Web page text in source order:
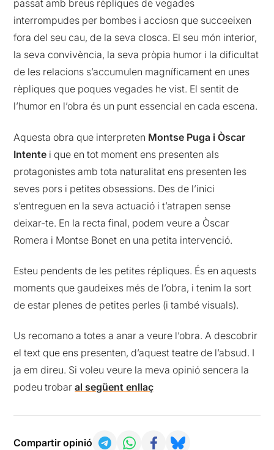
passat amb breus rèpliques de vegades
interrompudes per bombes i acciosn que succeeixen
fora del seu cau, de la seva closca. El seu món interior,
la seva convivència, la seva pròpia humor i la dificultat
de les relacions s’accumulen magníficament en unes
rèpliques que poques vegades he vist. El sentit de
l’humor en l’obra és un punt essencial en cada escena.
Aquesta obra que interpreten Montse Puga i Òscar
Intente i que en tot moment ens presenten als
protagonistes amb tota naturalitat ens presenten les
seves pors i petites obsessions. Des de l’inici
s’entreguen en la seva actuació i t’atrapen sense
deixar-te. En la recta final, podem veure a Òscar
Romera i Montse Bonet en una petita intervenció.
Esteu pendents de les petites répliques. És en aquests
moments que gaudeixes més de l’obra, i tenim la sort
de estar plenes de petites perles (i també visuals).
Us recomano a totes a anar a veure l’obra. A descobrir
el text que ens presenten, d’aquest teatre de l’absud. I
ja em direu. Si voleu veure la meva opinió sencera la
podeu trobaral següent enllaç
Compartir opinió